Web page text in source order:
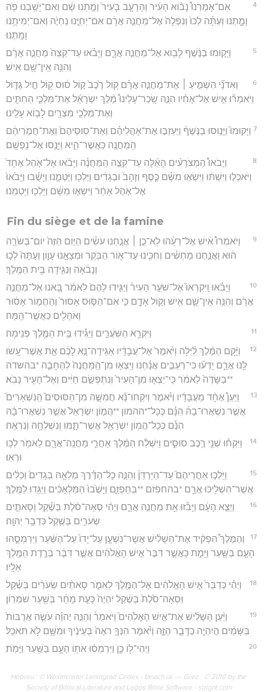
4
אִם־אָמַרְנוּ֩ נָב֨וֹא הָעִ֜יר וְהָרָעָ֤ב בָּעִיר֙ וָמַ֣תְנוּ שָׁ֔ם וְאִם־יָשַׁ֥בְנוּ פֹ֖ה
וָמָ֑תְנוּ וְעַתָּ֗ה לְכוּ֙ וְנִפְּלָה֙ אֶל־מַחֲנֵ֣ה אֲרָ֔ם אִם־יְחַיֻּ֣נוּ נִֽחְיֶ֔ה וְאִם־יְמִיתֻ֖נוּ
וָמָֽתְנוּ׃
5
וַיָּק֣וּמוּ בַנֶּ֔שֶׁף לָב֖וֹא אֶל־מַחֲנֵ֣ה אֲרָ֑ם וַיָּבֹ֗אוּ עַד־קְצֵה֙ מַחֲנֵ֣ה אֲרָ֔ם
וְהִנֵּ֥ה אֵֽין־שָׁ֖ם אִֽישׁ׃
6
וַאדֹנָ֞י הִשְׁמִ֣יעַ ׀ אֶת־מַחֲנֵ֣ה אֲרָ֗ם ק֥וֹל רֶ֙כֶב֙ ק֣וֹל ס֔וּס ק֖וֹל חַ֣יִל גָּד֑וֹל
וַיֹּאמְר֞וּ אִ֣ישׁ אֶל־אָחִ֗יו הִנֵּ֣ה שָֽׂכַר־עָלֵינוּ֩ מֶ֨לֶךְ יִשְׂרָאֵ֜ל אֶת־מַלְכֵ֧י הַחִתִּ֛ים
וְאֶת־מַלְכֵ֥י מִצְרַ֖יִם לָב֥וֹא עָלֵֽינוּ׃
7 וַיָּקוּמוּ֮ וַיָּנ֣וּסוּ בַנֶּשֶׁף֒ וַיַּעַזְב֣וּ אֶת־אָהֳלֵיהֶ֗ם וְאֶת־סֽוּסֵיהֶם֙ וְאֶת־חֲמֹ֣רֵיהֶ֔ם
הַֽמַּחֲנֶ֖ה כַּאֲשֶׁר־הִ֑יא וַיָּנֻ֖סוּ אֶל־נַפְשָֽׁם׃
8
וַיָּבֹאוּ֩ הַֽמְצֹרָעִ֨ים הָאֵ֜לֶּה עַד־קְצֵ֣ה הַֽמַּחֲנֶ֗ה וַיָּבֹ֜אוּ אֶל־אֹ֤הֶל אֶחָד֙
וַיֹּאכְל֣וּ וַיִּשְׁתּ֔וּ וַיִּשְׂא֣וּ מִשָּׁ֗ם כֶּ֤סֶף וְזָהָב֙ וּבְגָדִ֔ים וַיֵּלְכ֖וּ וַיַּטְמִ֑נוּ וַיָּשֻׁ֗בוּ וַיָּבֹ֙אוּ֙
אֶל־אֹ֣הֶל אַחֵ֔ר וַיִּשְׂא֣וּ מִשָּׁ֔ם וַיֵּלְכ֖וּ וַיַּטְמִֽנוּ׃
Fin du siège et de la famine
9
וַיֹּאמְרוּ֩ אִ֨ישׁ אֶל־רֵעֵ֜הוּ לֹֽא־כֵ֣ן ׀ אֲנַ֣חְנוּ עֹשִׂ֗ים הַיּ֤וֹם הַזֶּה֙ יוֹם־בְּשֹׂרָ֣ה
ה֔וּא וַאֲנַ֣חְנוּ מַחְשִׁ֗ים וְחִכִּ֛ינוּ עַד־א֥וֹר הַבֹּ֖קֶר וּמְצָאָ֣נוּ עָו֑וֹן וְעַתָּה֙ לְכ֣וּ
וְנָבֹ֔אָה וְנַגִּ֖ידָה בֵּ֥ית הַמֶּֽלֶךְ׃
10
וַיָּבֹ֗אוּ וַֽיִּקְרְאוּ֮ אֶל־שֹׁעֵ֣ר הָעִיר֒ וַיַּגִּ֤ידוּ לָהֶם֙ לֵאמֹ֔ר בָּ֚אנוּ אֶל־מַחֲנֵ֣ה
אֲרָ֔ם וְהִנֵּ֥ה אֵֽין־שָׁ֛ם אִ֖ישׁ וְק֣וֹל אָדָ֑ם כִּ֣י אִם־הַסּ֤וּס אָסוּר֙ וְהַחֲמ֣וֹר אָס֔וּר
וְאֹהָלִ֖ים כַּאֲשֶׁר־הֵֽמָּה׃
11 וַיִּקְרָ֖א הַשֹּֽׁעֲרִ֑ים וַיַּגִּ֕ידוּ בֵּ֥ית הַמֶּ֖לֶךְ פְּנִֽימָה׃
12
וַיָּ֨קָם הַמֶּ֜לֶךְ לַ֗יְלָה וַיֹּ֙אמֶר֙ אֶל־עֲבָדָ֔יו אַגִּֽידָה־נָּ֣א לָכֶ֔ם אֵ֛ת אֲשֶׁר־עָ֥שׂוּ
לָ֖נוּ אֲרָ֑ם יָדְע֞וּ כִּי־רְעֵבִ֣ים אֲנַ֗חְנוּ וַיֵּצְא֤וּ מִן־הַֽמַּחֲנֶה֙ לְהֵחָבֵ֤ה *בהשדה
**בַשָּׂדֶה֙ לֵאמֹ֔ר כִּֽי־יֵצְא֤וּ מִן־הָעִיר֙ וְנִתְפְּשֵׂ֣ם חַיִּ֔ים וְאֶל־הָעִ֖יר נָבֹֽא׃
13
וַיַּעַן֩ אֶחָ֨ד מֵעֲבָדָ֜יו וַיֹּ֗אמֶר וְיִקְחוּ־נָ֞א חֲמִשָּׁ֣ה מִן־הַסּוּסִים֮ הַֽנִּשְׁאָרִים֮
אֲשֶׁ֣ר נִשְׁאֲרוּ־בָהּ֒ הִנָּ֗ם כְּכָל־*ההמון **הֲמ֤וֹן יִשְׂרָאֵל֙ אֲשֶׁ֣ר נִשְׁאֲרוּ־בָ֔הּ
הִנָּ֕ם כְּכָל־הֲמ֥וֹן יִשְׂרָאֵ֖ל אֲשֶׁר־תָּ֑מּוּ וְנִשְׁלְחָ֖ה וְנִרְאֶֽה׃
14
וַיִּקְח֕וּ שְׁנֵ֖י רֶ֣כֶב סוּסִ֑ים וַיִּשְׁלַ֨ח הַמֶּ֜לֶךְ אַחֲרֵ֧י מַחֲנֵֽה־אֲרָ֛ם לֵאמֹ֖ר לְכ֥וּ
וּרְאֽוּ׃
15
וַיֵּלְכ֣וּ אַחֲרֵיהֶם֮ עַד־הַיַּרְדֵּן֒ וְהִנֵּ֣ה כָל־הַדֶּ֗רֶךְ מְלֵאָ֤ה בְגָדִים֙ וְכֵלִ֔ים
אֲשֶׁר־הִשְׁלִ֥יכוּ אֲרָ֖ם *בהחפזם **בְּחָפְזָ֑ם וַיָּשֻׁ֙בוּ֙ הַמַּלְאָכִ֔ים וַיַּגִּ֖דוּ לַמֶּֽלֶךְ׃
16
וַיֵּצֵ֣א הָעָ֔ם וַיָּבֹ֕זּוּ אֵ֖ת מַחֲנֵ֣ה אֲרָ֑ם וַיְהִ֨י סְאָה־סֹ֜לֶת בְּשֶׁ֗קֶל וְסָאתַ֧יִם
שְׂעֹרִ֛ים בְּשֶׁ֖קֶל כִּדְבַ֥ר יְהוָֽה׃
17
וְהַמֶּלֶךְ֩ הִפְקִ֨יד אֶת־הַשָּׁלִ֜ישׁ אֲשֶׁר־נִשְׁעָ֤ן עַל־יָדוֹ֙ עַל־הַשַּׁ֔עַר וַיִּרְמְסֻ֧הוּ
הָעָ֛ם בַּשַּׁ֖עַר וַיָּמֹ֑ת כַּאֲשֶׁ֤ר דִּבֶּר֙ אִ֣ישׁ הָאֱלֹהִ֔ים אֲשֶׁ֣ר דִּבֶּ֔ר בְּרֶ֥דֶת הַמֶּ֖לֶךְ
אֵלָֽיו׃
18
וַיְהִ֗י כְּדַבֵּר֙ אִ֣ישׁ הָאֱלֹהִ֔ים אֶל־הַמֶּ֖לֶךְ לֵאמֹ֑ר סָאתַ֨יִם שְׂעֹרִ֜ים בְּשֶׁ֗קֶל
וּֽסְאָה־סֹ֙לֶת֙ בְּשֶׁ֔קֶל יִהְיֶה֙ כָּעֵ֣ת מָחָ֔ר בְּשַׁ֖עַר שֹׁמְרֽוֹן׃
19
וַיַּ֨עַן הַשָּׁלִ֜ישׁ אֶת־אִ֣ישׁ הָאֱלֹהִים֮ וַיֹּאמַר֒ וְהִנֵּ֣ה יְהוָ֗ה עֹשֶׂ֤ה אֲרֻבּוֹת֙
בַּשָּׁמַ֔יִם הֲיִהְיֶ֖ה כַּדָּבָ֣ר הַזֶּ֑ה וַיֹּ֗אמֶר הִנְּךָ֤ רֹאֶה֙ בְּעֵינֶ֔יךָ וּמִשָּׁ֖ם לֹ֥א תֹאכֵֽל׃
20 וַיְהִי־ל֖וֹ כֵּ֑ן וַיִּרְמְס֨וּ אֹת֥וֹ הָעָ֛ם בַּשַּׁ֖עַר וַיָּמֹֽת׃
Hébreu : © Westminster Leningrad Codex - tanach.us --- Grec : © 2010 by the
Society of Biblical Literature and Logos Bible Software - sblgnt.com